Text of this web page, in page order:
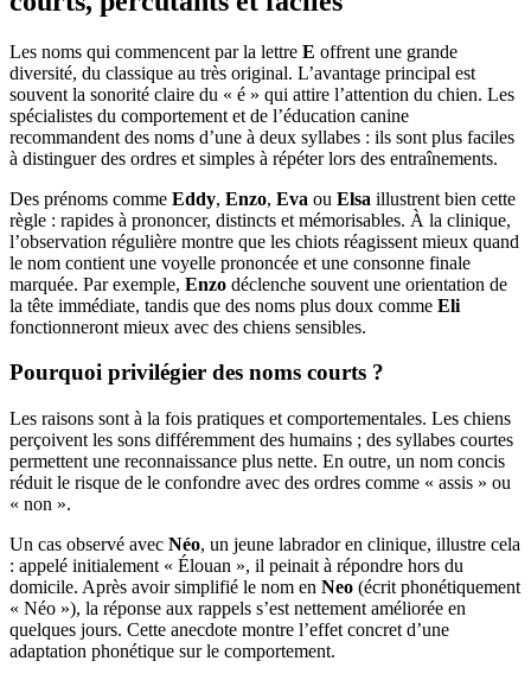
Les noms qui commencent par la lettre E offrent une grande
diversité, du classique au très original. L’avantage principal est
souvent la sonorité claire du « é » qui attire l’attention du chien. Les
spécialistes du comportement et de l’éducation canine
recommandent des noms d’une à deux syllabes : ils sont plus faciles
à distinguer des ordres et simples à répéter lors des entraînements.
Des prénoms comme Eddy, Enzo, Eva ou Elsa illustrent bien cette
règle : rapides à prononcer, distincts et mémorisables. À la clinique,
l’observation régulière montre que les chiots réagissent mieux quand
le nom contient une voyelle prononcée et une consonne finale
marquée. Par exemple, Enzo déclenche souvent une orientation de
la tête immédiate, tandis que des noms plus doux comme Eli
fonctionneront mieux avec des chiens sensibles.
Pourquoi privilégier des noms courts ?
Les raisons sont à la fois pratiques et comportementales. Les chiens
perçoivent les sons différemment des humains ; des syllabes courtes
permettent une reconnaissance plus nette. En outre, un nom concis
réduit le risque de le confondre avec des ordres comme « assis » ou
« non ».
Un cas observé avec Néo, un jeune labrador en clinique, illustre cela
: appelé initialement « Élouan », il peinait à répondre hors du
domicile. Après avoir simplifié le nom en Neo (écrit phonétiquement
« Néo »), la réponse aux rappels s’est nettement améliorée en
quelques jours. Cette anecdote montre l’effet concret d’une
adaptation phonétique sur le comportement.